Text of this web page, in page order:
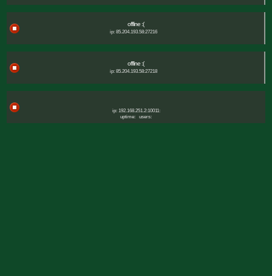
offline :(
ip: 85.204.193.58:27216
offline :(
ip: 85.204.193.58:27218
ip: 192.168.251.2:10011:
uptime:
users: